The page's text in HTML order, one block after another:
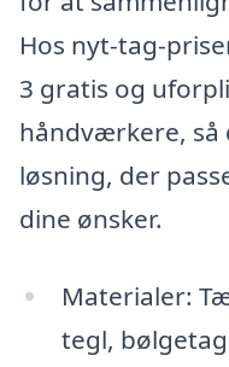
Hos nyt-tag-
3 gratis og
håndværkere, så
løsning, der
dine ønsker.
Materialer:
tegl,